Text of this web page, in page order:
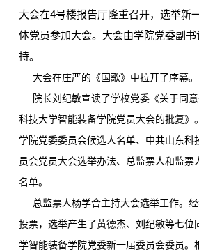
大会在4号楼报告厅隆重召开，选举新
体党员参加大会。大会由学院党委副
持。
大会在庄严的《国歌》中拉开了序幕。
院长刘纪敏宣读了学校党委《关于同
科技大学智能装备学院党员大会的批复》
学院党委委员会候选人名单、中共山东科
员会党员大会选举办法、总监票人和监票
名单。
总监票人杨学合主持大会选举工作。
投票，选举产生了黄德杰、刘纪敏等七位
学智能装备学院党委新一届委员会委员。